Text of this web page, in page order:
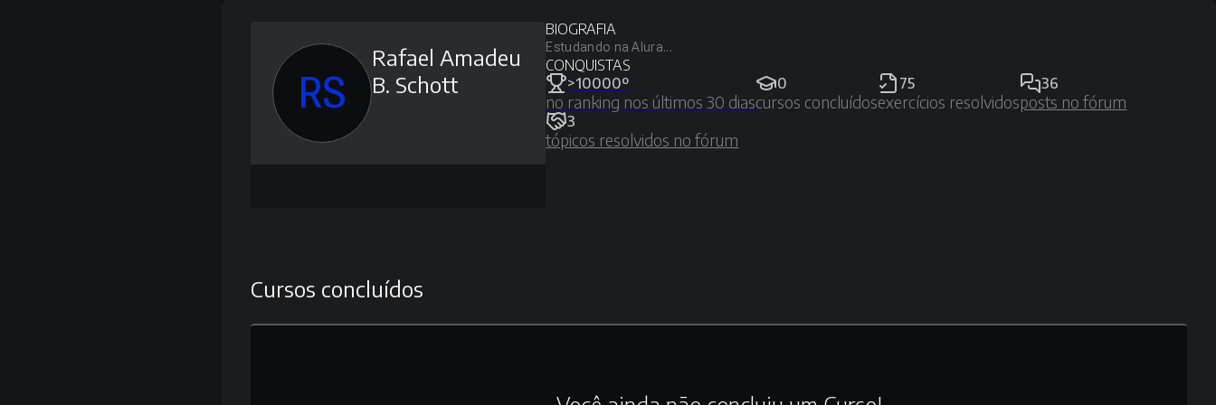
RS
Rafael Amadeu
B. Schott
BIOGRAFIA
Estudando na Alura...
CONQUISTAS
>10000º
no ranking nos últimos 30 dias
0
cursos concluídos
75
exercícios resolvidos
36
posts no fórum
3
tópicos resolvidos no fórum
Cursos concluídos